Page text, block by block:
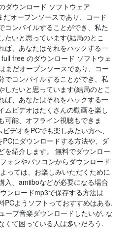
ダウンロード ソフトウェア
オープンソースであり、コード
コンパイルすることができ、私た
たいと思っています(結局のとこ
ば、あなたはそれをハックする一
free のダウンロード ソフトウェ
まだオープンソースであり、コー
でコンパイルすることができ、私
したいと思っています(結局のとこ
ば、あなたはそれをハックする一
ムビデオはたくさんの動画を楽し
可能、オフライン視聴もできま
デオをPCでも楽しみたい方へ、
にダウンロードする方法や、ダ
を紹介します。 無料でダウンロー
ォンやパソコンからダウンロード
っては、お楽しみいただくために
入、amiiboなどが必要になる場合
ンロードmp3で保存する方法は
PCようソフトっておすすめはある.
ーブ音楽ダウンロードしたいが, な
くて困っている人は多いだろう.